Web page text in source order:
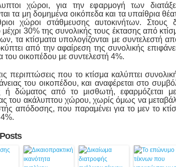
χώροι, για την εφαρμογή των
τα μη δομημένα οικόπεδα και τα υπαίθρια
χώροι στάθμευσης αυτοκινήτων.
30% της συνολικής τους έκτασης από
τα κτίσματα υπολογίζονται με συντελεστή
από την αφαίρεση της συνολικής
του οικοπέδου με συντελεστή 4%.
περιπτώσεις που το κτίσμα καλύπτει
του οικοπέδου, και αναφέρεται στο
ή δώματος από το μισθωτή, εφαρμόζεται
του ακάλυπτου χώρου, χωρίς όμως να
απόδοσης, που παραμένει για το μεν το